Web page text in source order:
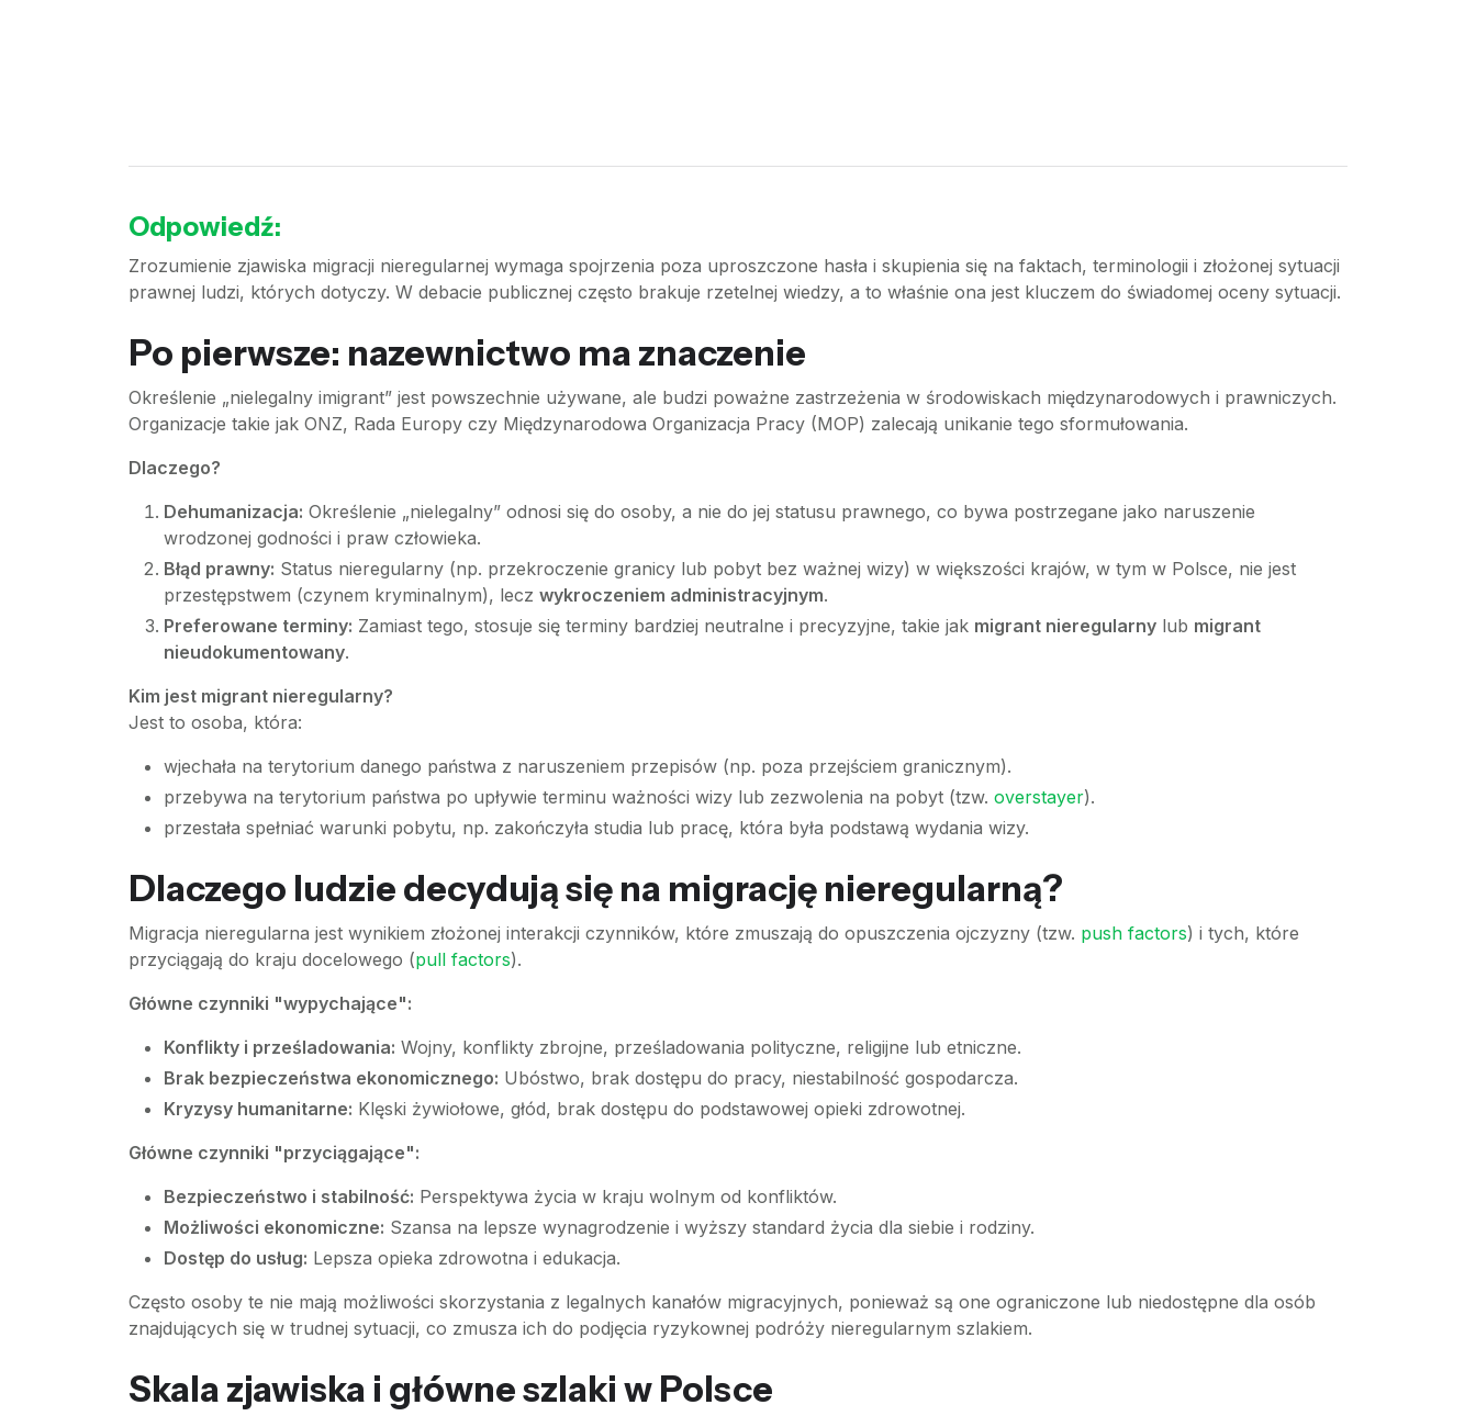
Odpowiedź:
Zrozumienie zjawiska migracji nieregularnej wymaga spojrzenia poza uproszczone hasła i skupienia się na faktach, terminologii i złożonej sytuacji
prawnej ludzi, których dotyczy. W debacie publicznej często brakuje rzetelnej wiedzy, a to właśnie ona jest kluczem do świadomej oceny sytuacji.
Po pierwsze: nazewnictwo ma znaczenie
Określenie „nielegalny imigrant” jest powszechnie używane, ale budzi poważne zastrzeżenia w środowiskach międzynarodowych i prawniczych.
Organizacje takie jak ONZ, Rada Europy czy Międzynarodowa Organizacja Pracy (MOP) zalecają unikanie tego sformułowania.
Dlaczego?
Dehumanizacja: Określenie „nielegalny” odnosi się do osoby, a nie do jej statusu prawnego, co bywa postrzegane jako naruszenie
wrodzonej godności i praw człowieka.
Błąd prawny: Status nieregularny (np. przekroczenie granicy lub pobyt bez ważnej wizy) w większości krajów, w tym w Polsce, nie jest
przestępstwem (czynem kryminalnym), lecz wykroczeniem administracyjnym.
Preferowane terminy: Zamiast tego, stosuje się terminy bardziej neutralne i precyzyjne, takie jak migrant nieregularny lub migrant
nieudokumentowany.
Kim jest migrant nieregularny?
Jest to osoba, która:
wjechała na terytorium danego państwa z naruszeniem przepisów (np. poza przejściem granicznym).
przebywa na terytorium państwa po upływie terminu ważności wizy lub zezwolenia na pobyt (tzw. overstayer).
przestała spełniać warunki pobytu, np. zakończyła studia lub pracę, która była podstawą wydania wizy.
Dlaczego ludzie decydują się na migrację nieregularną?
Migracja nieregularna jest wynikiem złożonej interakcji czynników, które zmuszają do opuszczenia ojczyzny (tzw. push factors) i tych, które
przyciągają do kraju docelowego (pull factors).
Główne czynniki "wypychające":
Konflikty i prześladowania: Wojny, konflikty zbrojne, prześladowania polityczne, religijne lub etniczne.
Brak bezpieczeństwa ekonomicznego: Ubóstwo, brak dostępu do pracy, niestabilność gospodarcza.
Kryzysy humanitarne: Klęski żywiołowe, głód, brak dostępu do podstawowej opieki zdrowotnej.
Główne czynniki "przyciągające":
Bezpieczeństwo i stabilność: Perspektywa życia w kraju wolnym od konfliktów.
Możliwości ekonomiczne: Szansa na lepsze wynagrodzenie i wyższy standard życia dla siebie i rodziny.
Dostęp do usług: Lepsza opieka zdrowotna i edukacja.
Często osoby te nie mają możliwości skorzystania z legalnych kanałów migracyjnych, ponieważ są one ograniczone lub niedostępne dla osób
znajdujących się w trudnej sytuacji, co zmusza ich do podjęcia ryzykownej podróży nieregularnym szlakiem.
Skala zjawiska i główne szlaki w Polsce